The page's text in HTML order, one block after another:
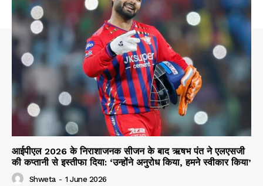
आईपीएल 2026 के निराशाजनक सीजन के बाद ऋषभ पंत ने एलएसजी
की कप्तानी से इस्तीफा दिया: ‘उन्होंने अनुरोध किया, हमने स्वीकार किया’
Shweta - 1 June 2026